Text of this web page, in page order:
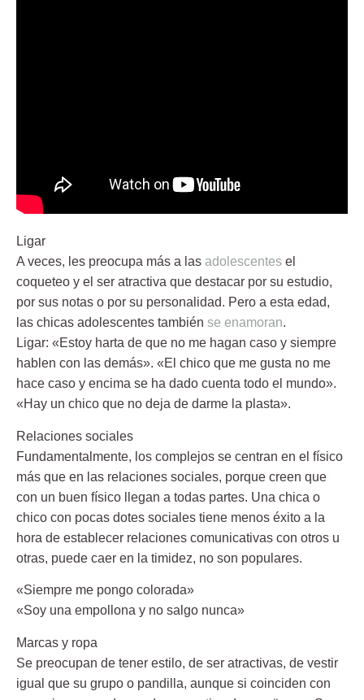
Ligar
A veces, les preocupa más a las adolescentes el
coqueteo y el ser atractiva que destacar por su estudio,
por sus notas o por su personalidad. Pero a esta edad,
las chicas adolescentes también se enamoran.
Ligar: «Estoy harta de que no me hagan caso y siempre
hablen con las demás». «El chico que me gusta no me
hace caso y encima se ha dado cuenta todo el mundo».
«Hay un chico que no deja de darme la plasta».
Relaciones sociales
Fundamentalmente, los complejos se centran en el físico
más que en las relaciones sociales, porque creen que
con un buen físico llegan a todas partes. Una chica o
chico con pocas dotes sociales tiene menos éxito a la
hora de establecer relaciones comunicativas con otros u
otras, puede caer en la timidez, no son populares.
«Siempre me pongo colorada»
«Soy una empollona y no salgo nunca»
Marcas y ropa
Se preocupan de tener estilo, de ser atractivas, de vestir
igual que su grupo o pandilla, aunque si coinciden con